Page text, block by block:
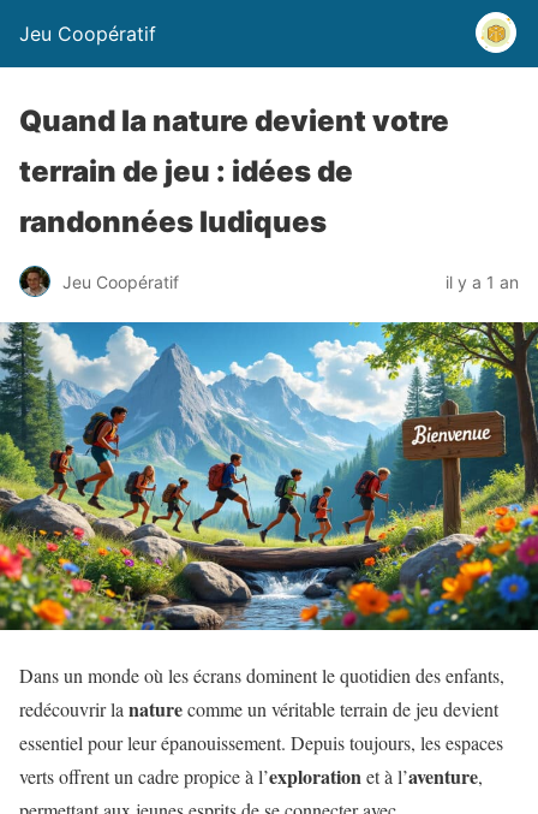
Jeu Coopératif
Quand la nature devient votre
terrain de jeu : idées de
randonnées ludiques
Jeu Coopératif il y a 1 an
Dans un monde où les écrans dominent le quotidien des enfants,
redécouvrir la naturecomme un véritable terrain de jeu devient
essentiel pour leur épanouissement. Depuis toujours, les espaces
verts offrent un cadre propice à l’explorationet à l’aventure,